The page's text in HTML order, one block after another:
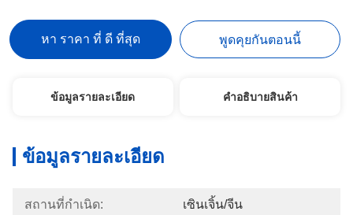
หา ราคา ที่ ดี ที่สุด พูดคุยกันตอนนี้
ข้อมูลรายละเอียด คําอธิบายสินค้า
ข้อมูลรายละเอียด
สถานที่กำเนิด: เซินเจิ้น/จีน